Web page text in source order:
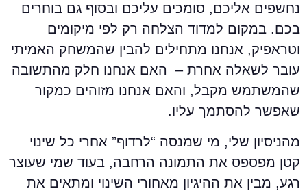
נחשפים אליכם, סומכים עליכם ובסוף גם בוחרים
בכם. במקום למדוד הצלחה רק לפי מיקומים
וטראפיק, אנחנו מתחילים להבין שהמשחק האמיתי
עובר לשאלה אחרת – האם אנחנו חלק מהתשובה
שהמשתמש מקבל, והאם אנחנו מזוהים כמקור
שאפשר להסתמך עליו.
מהניסיון שלי, מי שמנסה “לרדוף” אחרי כל שינוי
קטן מפספס את התמונה הרחבה, בעוד שמי שעוצר
רגע, מבין את ההיגיון מאחורי השינוי ומתאים את